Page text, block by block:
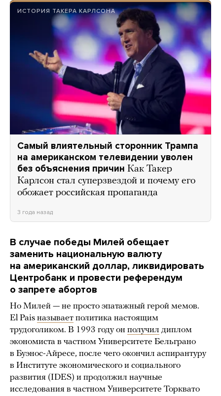
ИСТОРИЯ ТАКЕРА КАРЛСОНА
Самый влиятельный сторонник Трампа
на американском телевидении уволен
без объяснения причин Как Такер
Карлсон стал суперзвездой и почему его
обожает российская пропаганда
3 года назад
В случае победы Милей обещает
заменить национальную валюту
на американский доллар, ликвидировать
Центробанк и провести референдум
о запрете абортов
Но Милей — не просто эпатажный герой мемов.
El Pais называет политика настоящим
трудоголиком. В 1993 году он получил диплом
экономиста в частном Университете Бельграно
в Буэнос-Айресе, после чего окончил аспирантуру
в Институте экономического и социального
развития (IDES) и продолжил научные
исследования в частном Университете Торквато